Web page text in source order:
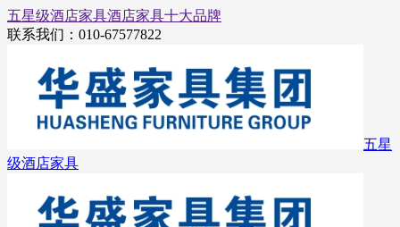
五星级酒店家具酒店家具十大品牌
联系我们： 010-67577822
五星
级酒店家具